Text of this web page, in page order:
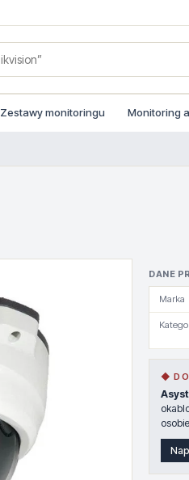
Zestawy monitoringu Monitoring
DANE
Marka
◆